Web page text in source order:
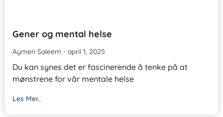
Gener og mental helse
Aymen Saleem april 1, 2025
Du kan synes det er fascinerende å tenke på at
mønstrene for vår mentale helse
Les Mer..